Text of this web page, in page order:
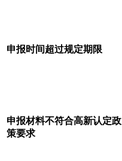
申报时间超过规定期限
申报材料不符合高新认定政
策要求